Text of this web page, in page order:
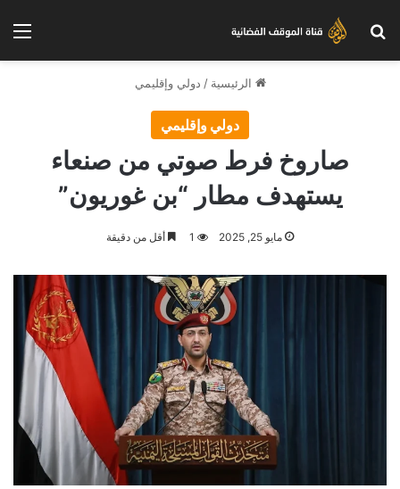
بحث عن
الرئيسية / دولي وإقليمي
دولي وإقليمي
صاروخ فرط صوتي من صنعاء
يستهدف مطار “بن غوريون”
مايو 25, 2025 1 أقل من دقيقة